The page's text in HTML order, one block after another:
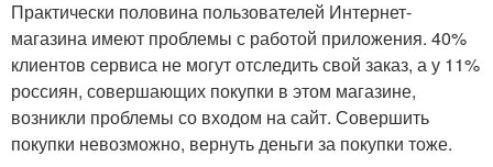
Практически половина пользователей Интернет-
магазина имеют проблемы с работой приложения. 40%
клиентов сервиса не могут отследить свой заказ, а у 11%
россиян, совершающих покупки в этом магазине,
возникли проблемы со входом на сайт. Совершить
покупки невозможно, вернуть деньги за покупки тоже.